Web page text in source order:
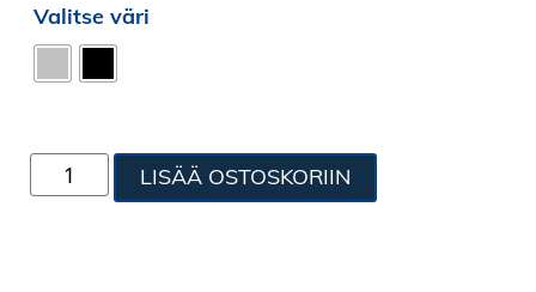
Valitse väri
LISÄÄ OSTOSKORIIN